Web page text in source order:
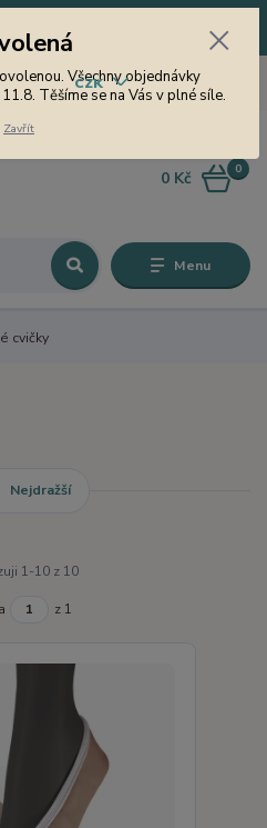
Těšíme se na Vás v plné síle.
Menu
CZK
0
0 Kč
cvičky
Nejdražší
1-10 z 10
z 1
Všechny objednávky
Těšíme se na Vás v plné síle.
Zavřít